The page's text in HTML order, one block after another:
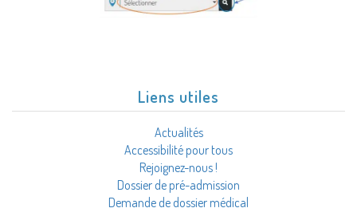
Liens utiles
Actualités
Accessibilité pour tous
Rejoignez-nous !
Dossier de pré-admission
Demande de dossier médical